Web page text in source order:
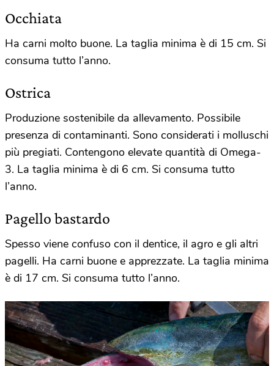
Occhiata
Ha carni molto buone. La taglia minima è di 15 cm. Si
consuma tutto l’anno.
Ostrica
Produzione sostenibile da allevamento. Possibile
presenza di contaminanti. Sono considerati i molluschi
più pregiati. Contengono elevate quantità di Omega-
3. La taglia minima è di 6 cm. Si consuma tutto
l’anno.
Pagello bastardo
Spesso viene confuso con il dentice, il agro e gli altri
pagelli. Ha carni buone e apprezzate. La taglia minima
è di 17 cm. Si consuma tutto l’anno.